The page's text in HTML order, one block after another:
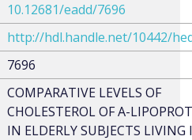
10.12681/eadd/7696
http://hdl.handle.net/10442/
7696
COMPARATIVE LEVELS OF
CHOLESTEROL OF A-
IN ELDERLY SUBJECTS